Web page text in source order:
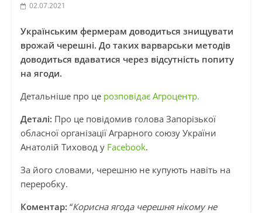
02.07.2021
Українським фермерам доводиться знищувати
врожай черешні. До таких варварськи методів
доводиться вдаватися через відсутність попиту
на ягоди.
Детальніше про це розповідає Агроцентр.
Деталі: Про це повідомив голова Запорізької
обласної організації Аграрного союзу України
Анатолій Тиховод у Facebook.
За його словами, черешню не купують навіть на
переробку.
Коментар: “Корисна ягода черешня нікому не